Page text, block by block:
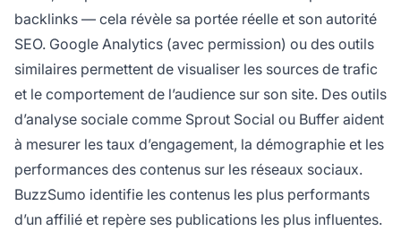
backlinks — cela révèle sa portée réelle et son autorité
SEO. Google Analytics (avec permission) ou des outils
similaires permettent de visualiser les sources de trafic
et le comportement de l’audience sur son site. Des outils
d’analyse sociale comme Sprout Social ou Buffer aident
à mesurer les taux d’engagement, la démographie et les
performances des contenus sur les réseaux sociaux.
BuzzSumo identifie les contenus les plus performants
d’un affilié et repère ses publications les plus influentes.